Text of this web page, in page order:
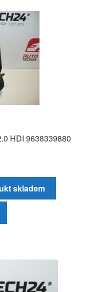
HDI 9638339880
skladem